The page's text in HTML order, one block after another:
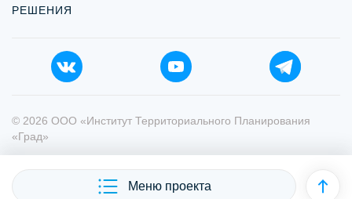
Меню проекта
РЕШЕНИЯ
© 2026 ООО «Институт Территориального Планирования
«Град»
Разработка сайтаMahogany